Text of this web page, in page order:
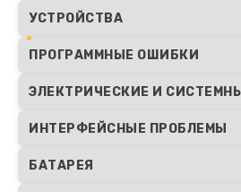
УСТРОЙСТВА
ПРОГРАММНЫЕ ОШИБКИ
ЭЛЕКТРИЧЕСКИЕ И
ИНТЕРФЕЙСНЫЕ ПРОБЛЕМЫ
БАТАРЕЯ